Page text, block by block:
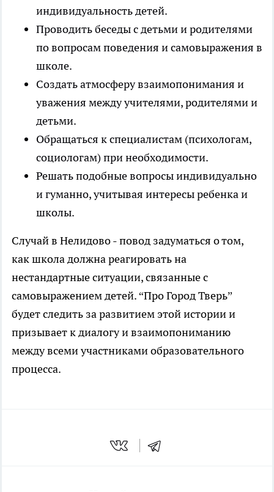
индивидуальность детей.
Проводить беседы с детьми и родителями
по вопросам поведения и самовыражения в
школе.
Создать атмосферу взаимопонимания и
уважения между учителями, родителями и
детьми.
Обращаться к специалистам (психологам,
социологам) при необходимости.
Решать подобные вопросы индивидуально
и гуманно, учитывая интересы ребенка и
школы.
Случай в Нелидово - повод задуматься о том,
как школа должна реагировать на
нестандартные ситуации, связанные с
самовыражением детей. “Про Город Тверь”
будет следить за развитием этой истории и
призывает к диалогу и взаимопониманию
между всеми участниками образовательного
процесса.